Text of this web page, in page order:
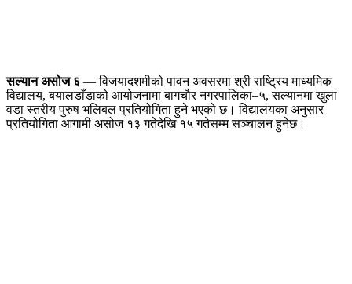
सल्यान असोज ६ — विजयादशमीको पावन अवसरमा श्री राष्ट्रिय माध्यमिक
विद्यालय, बयालडाँडाको आयोजनामा बागचौर नगरपालिका–५, सल्यानमा खुला
वडा स्तरीय पुरुष भलिबल प्रतियोगिता हुने भएको छ। विद्यालयका अनुसार
प्रतियोगिता आगामी असोज १३ गतेदेखि १५ गतेसम्म सञ्चालन हुनेछ।